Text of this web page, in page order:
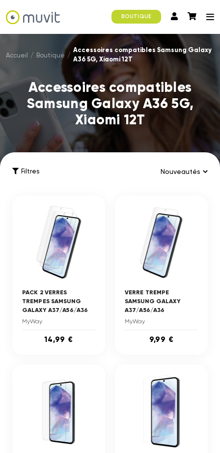
BOUTIQUE
Accueil / Boutique /
Accessoires compatibles Samsung Galaxy
A36 5G, Xiaomi 12T
Accessoires compatibles
Samsung Galaxy A36 5G,
Xiaomi 12T
Filtres
PACK 2 VERRES
TREMPES SAMSUNG
GALAXY A37/A56/A36
MyWay
14,99 €
VERRE TREMPE
SAMSUNG GALAXY
A37/A56/A36
MyWay
9,99 €